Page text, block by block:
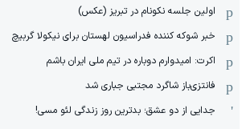
اولین جلسه نکونام در تبریز (عکس)
خبر شوکه کننده فدراسیون لهستان برای نیکولا گربیچ
اکرت: امیدوارم دوباره در تیم ملی ایران باشم
فانتزی‌باز شاگرد مجتبی جباری شد
جدایی از دو عشق؛ بدترین روز زندگی لئو مسی!